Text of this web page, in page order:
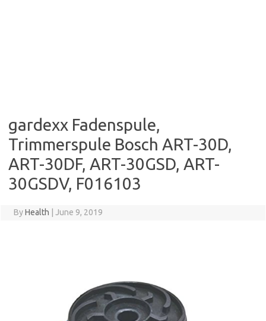
gardexx Fadenspule,
Trimmerspule Bosch ART-30D,
ART-30DF, ART-30GSD, ART-
30GSDV, F016103
ByHealth June 9, 2019